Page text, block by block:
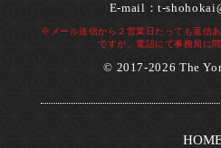
E-mail：t-
※メール送信から２営業日たっても返信
ですが、電話にて事務局に
© 2017-2026 The